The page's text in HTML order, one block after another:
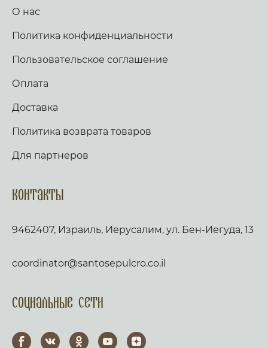
О нас
Политика конфиденциальности
Пользовательское соглашение
Оплата
Доставка
Политика возврата товаров
Для партнеров
Контакты
9462407, Израиль, Иерусалим, ул. Бен-Иегуда, 13
coordinator@santosepulcro.co.il
Социальные сети